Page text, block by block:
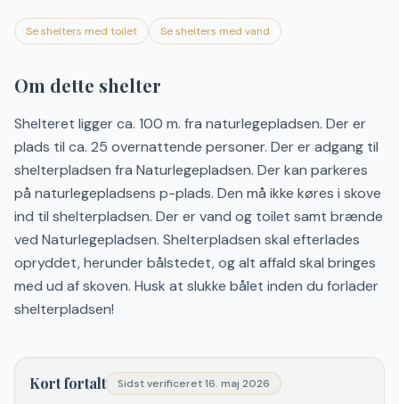
Se shelters med toilet Se shelters med vand
Om dette shelter
Shelteret ligger ca. 100 m. fra naturlegepladsen. Der er
plads til ca. 25 overnattende personer. Der er adgang til
shelterpladsen fra Naturlegepladsen. Der kan parkeres
på naturlegepladsens p-plads. Den må ikke køres i skove
ind til shelterpladsen. Der er vand og toilet samt brænde
ved Naturlegepladsen. Shelterpladsen skal efterlades
opryddet, herunder bålstedet, og alt affald skal bringes
med ud af skoven. Husk at slukke bålet inden du forlader
shelterpladsen!
Kort fortalt Sidst verificeret16. maj 2026